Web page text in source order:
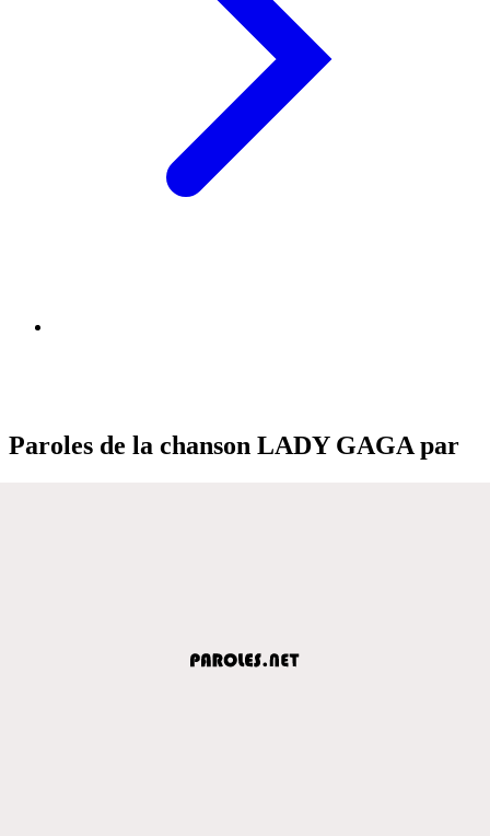
Paroles de la chanson LADY GAGA par